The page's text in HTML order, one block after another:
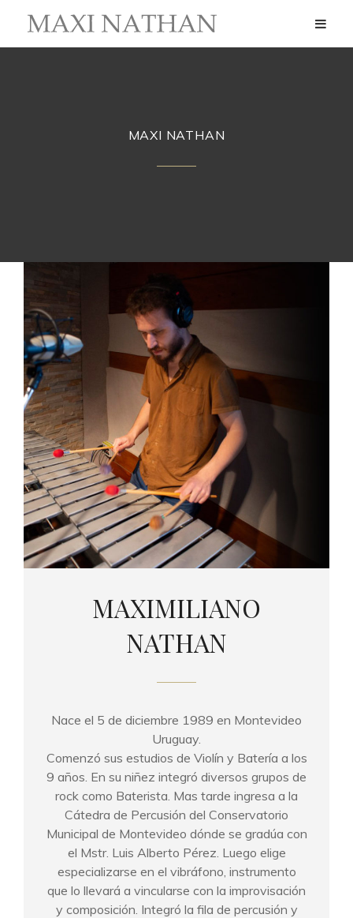
MAXI NATHAN
MAXIMILIANO
NATHAN
Nace el 5 de diciembre 1989 en Montevideo
Uruguay.
Comenzó sus estudios de Violín y Batería a los
9 años. En su niñez integró diversos grupos de
rock como Baterista. Mas tarde ingresa a la
Cátedra de Percusión del Conservatorio
Municipal de Montevideo dónde se gradúa con
el Mstr. Luis Alberto Pérez. Luego elige
especializarse en el vibráfono, instrumento
que lo llevará a vincularse con la improvisación
y composición. Integró la fila de percusión y